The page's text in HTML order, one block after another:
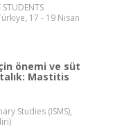
17 - 19 Nisan
önemi ve süt
Mastitis
Studies (ISMS),